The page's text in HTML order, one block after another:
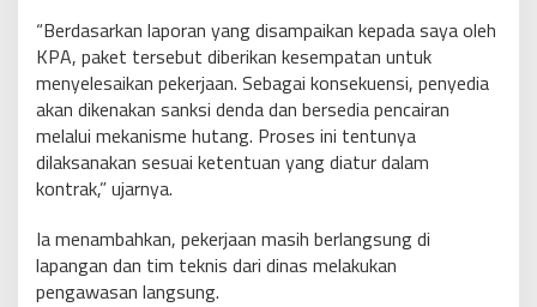
“Berdasarkan laporan yang disampaikan kepada saya oleh
KPA, paket tersebut diberikan kesempatan untuk
menyelesaikan pekerjaan. Sebagai konsekuensi, penyedia
akan dikenakan sanksi denda dan bersedia pencairan
melalui mekanisme hutang. Proses ini tentunya
dilaksanakan sesuai ketentuan yang diatur dalam
kontrak,” ujarnya.
Ia menambahkan, pekerjaan masih berlangsung di
lapangan dan tim teknis dari dinas melakukan
pengawasan langsung.